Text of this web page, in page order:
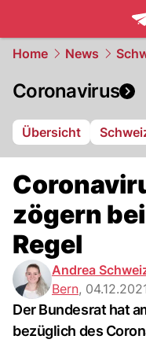
Home News
Coronavirus
Übersicht
zögern
Regel
Andrea
Bern,
Der Bundesrat hat
bezüglich des